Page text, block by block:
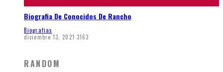
Biografia De Conocidos De Rancho
Biografias
diciembre 13, 2021 3163
RANDOM